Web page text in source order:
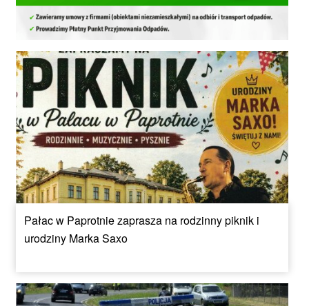
Pałac w Paprotnie zaprasza na rodzinny piknik i
urodziny Marka Saxo